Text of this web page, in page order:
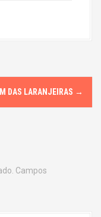
DAS LARANJEIRAS →
Campos